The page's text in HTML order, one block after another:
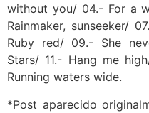
without you/ 04.- For a
Rainmaker, sunseeker/
Ruby red/ 09.- She
Stars/ 11.- Hang me
Running waters wide.
*Post aparecido